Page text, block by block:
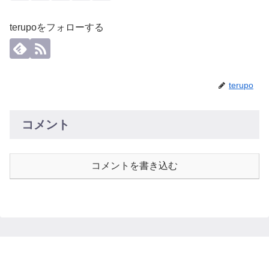
terupoをフォローする
terupo
コメント
コメントを書き込む